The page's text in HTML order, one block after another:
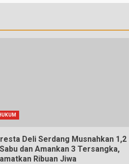
Deli Serdang Musnahkan 1,2
dan Amankan 3 Tersangka,
Ribuan Jiwa